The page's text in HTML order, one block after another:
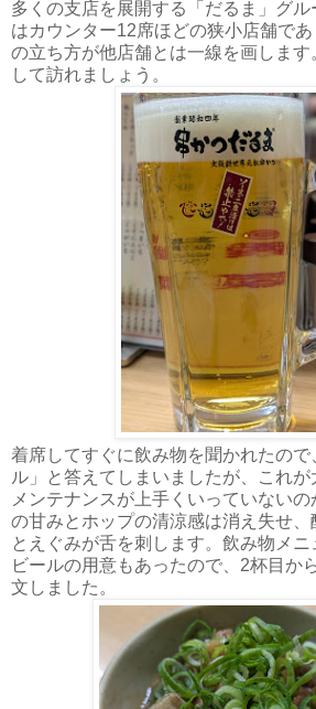
多くの支店を展開する「だるま」グ
はカウンター12席ほどの狭小店舗で
の立ち方が他店舗とは一線を画しま
して訪れましょう。
着席してすぐに飲み物を聞かれたの
ル」と答えてしまいましたが、これ
メンテナンスが上手くいっていない
の甘みとホップの清涼感は消え失せ
とえぐみが舌を刺します。飲み物メ
ビールの用意もあったので、2杯目か
文しました。